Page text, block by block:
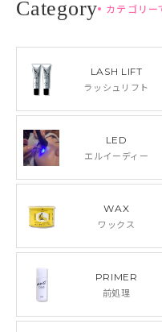
カテゴリー
LASH LIFT
ラッシュリフト
LED
エルイーディー
WAX
ワックス
PRIMER
前処理